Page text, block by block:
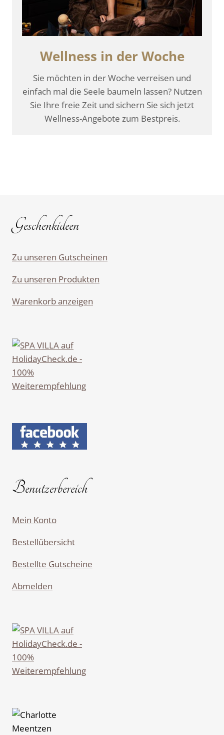
Wellness in der Woche
Sie möchten in der Woche verreisen und
einfach mal die Seele baumeln lassen? Nutzen
Sie Ihre freie Zeit und sichern Sie sich jetzt
Wellness-Angebote zum Bestpreis.
Geschenkideen
Zu unseren Gutscheinen
Zu unseren Produkten
Warenkorb anzeigen
Benutzerbereich
Mein Konto
Bestellübersicht
Bestellte Gutscheine
Abmelden